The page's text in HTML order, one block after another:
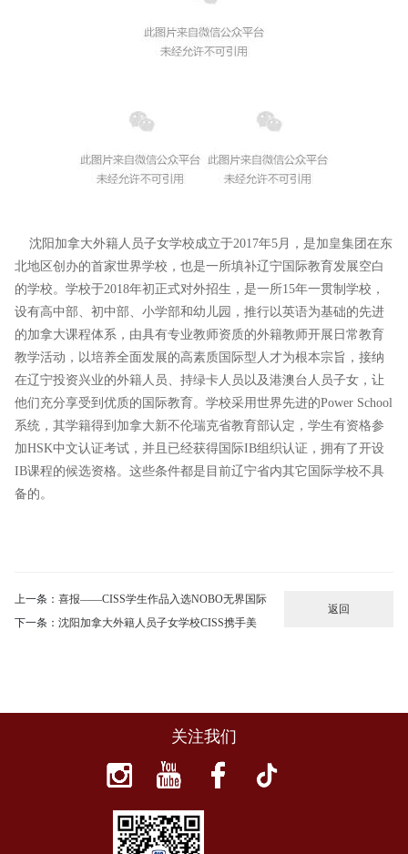
沈阳加拿大外籍人员子女学校成立于2017年5月，是加皇集团在东
北地区创办的首家世界学校，也是一所填补辽宁国际教育发展空白
的学校。学校于2018年初正式对外招生，是一所15年一贯制学校，
设有高中部、初中部、小学部和幼儿园，推行以英语为基础的先进
的加拿大课程体系，由具有专业教师资质的外籍教师开展日常教育
教学活动，以培养全面发展的高素质国际型人才为根本宗旨，接纳
在辽宁投资兴业的外籍人员、持绿卡人员以及港澳台人员子女，让
他们充分享受到优质的国际教育。学校采用世界先进的Power School
系统，其学籍得到加拿大新不伦瑞克省教育部认定，学生有资格参
加HSK中文认证考试，并且已经获得国际IB组织认证，拥有了开设
IB课程的候选资格。这些条件都是目前辽宁省内其它国际学校不具
备的。
上一条： 喜报——CISS学生作品入选NOBO无界国际
下一条： 沈阳加拿大外籍人员子女学校CISS携手美
返回
关注我们